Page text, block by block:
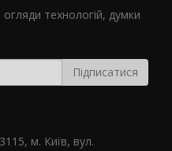
технологій, думки
м. Київ, вул.